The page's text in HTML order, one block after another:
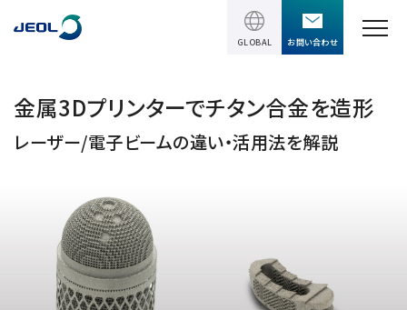
製品情報
理科学機器
電子顕微鏡 総合
透過電子顕微鏡 (TEM)
サービス＆サポート
サービス＆サポート
装置利用サポート
ソリューション
GLOBAL お問い合わせ
金属3Dプリンターでチタン合金を造形
レーザー/電子ビームの違い・活用法を解説